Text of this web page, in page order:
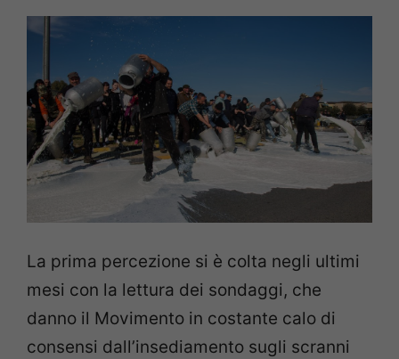
La prima percezione si è colta negli ultimi
mesi con la lettura dei sondaggi, che
danno il Movimento in costante calo di
consensi dall’insediamento sugli scranni